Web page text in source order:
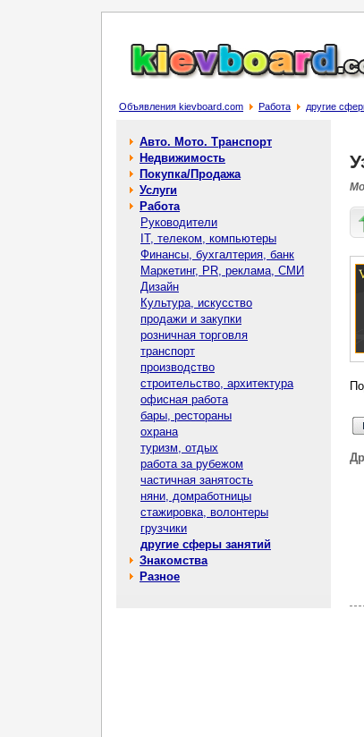
Объявления kievboard.com Работа другие
Авто. Мото. Транспорт
Недвижимость
Покупка/Продажа
Услуги
Работа
Руководители
IT, телеком, компьютеры
Финансы, бухгалтерия, банк
Маркетинг, PR, реклама, СМИ
Дизайн
Культура, искусство
продажи и закупки
розничная торговля
транспорт
производство
строительство, архитектура
офисная работа
бары, рестораны
охрана
туризм, отдых
работа за рубежом
частичная занятость
няни, домработницы
стажировка, волонтеры
грузчики
другие сферы занятий
Знакомства
Разное